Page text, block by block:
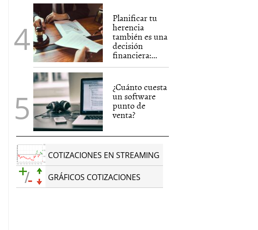
Planificar tu
herencia
también es una
decisión
financiera:...
¿Cuánto cuesta
un software
punto de
venta?
COTIZACIONES EN STREAMING
GRÁFICOS COTIZACIONES